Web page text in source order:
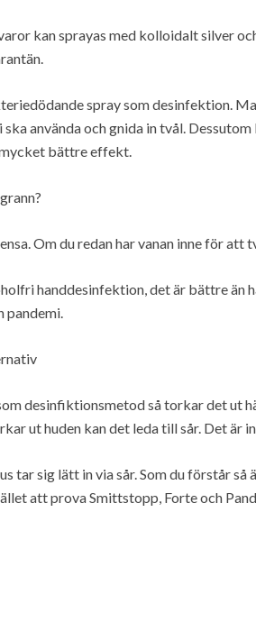
kan sprayas med kolloidalt silver
spray som desinfektion.
använda och gnida in tvål.
bättre effekt.
Om du redan har vanan inne för att
handdesinfektion, det är bättre än
pandemi.
desinfiktionsmetod så torkar det ut
ut huden kan det leda till sår. Det är
tar sig lätt in via sår. Som du förstår
att prova Smittstopp, Forte och